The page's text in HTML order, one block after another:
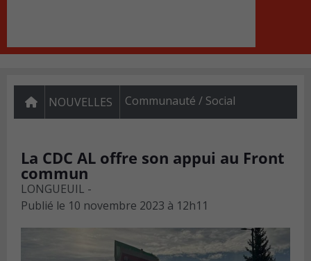
NOUVELLES Communauté / Social
La CDC AL offre son appui au Front
commun
LONGUEUIL -
Publié le 10 novembre 2023 à 12h11